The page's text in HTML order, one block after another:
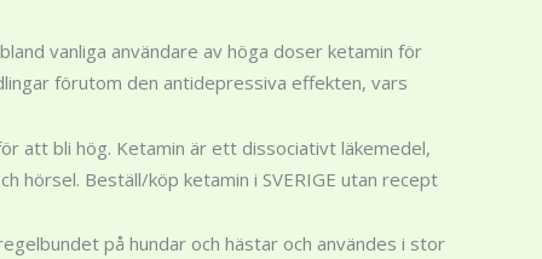
vanliga användare av höga doser ketamin för
förutom den antidepressiva effekten, vars
att bli hög. Ketamin är ett dissociativt läkemedel,
hörsel. Beställ/köp ketamin i SVERIGE utan recept
på hundar och hästar och användes i stor